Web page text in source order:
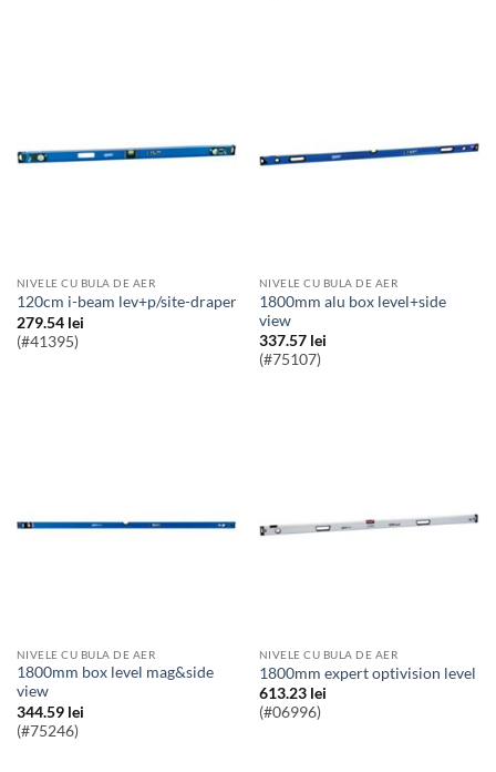
NIVELE CU BULA DE AER
120cm i-beam lev+p/site-draper
279.54 lei
(#41395)
NIVELE CU BULA DE AER
1800mm alu box level+side
view
337.57 lei
(#75107)
NIVELE CU BULA DE AER
1800mm box level mag&side
view
344.59 lei
(#75246)
NIVELE CU BULA DE AER
1800mm expert optivision level
613.23 lei
(#06996)